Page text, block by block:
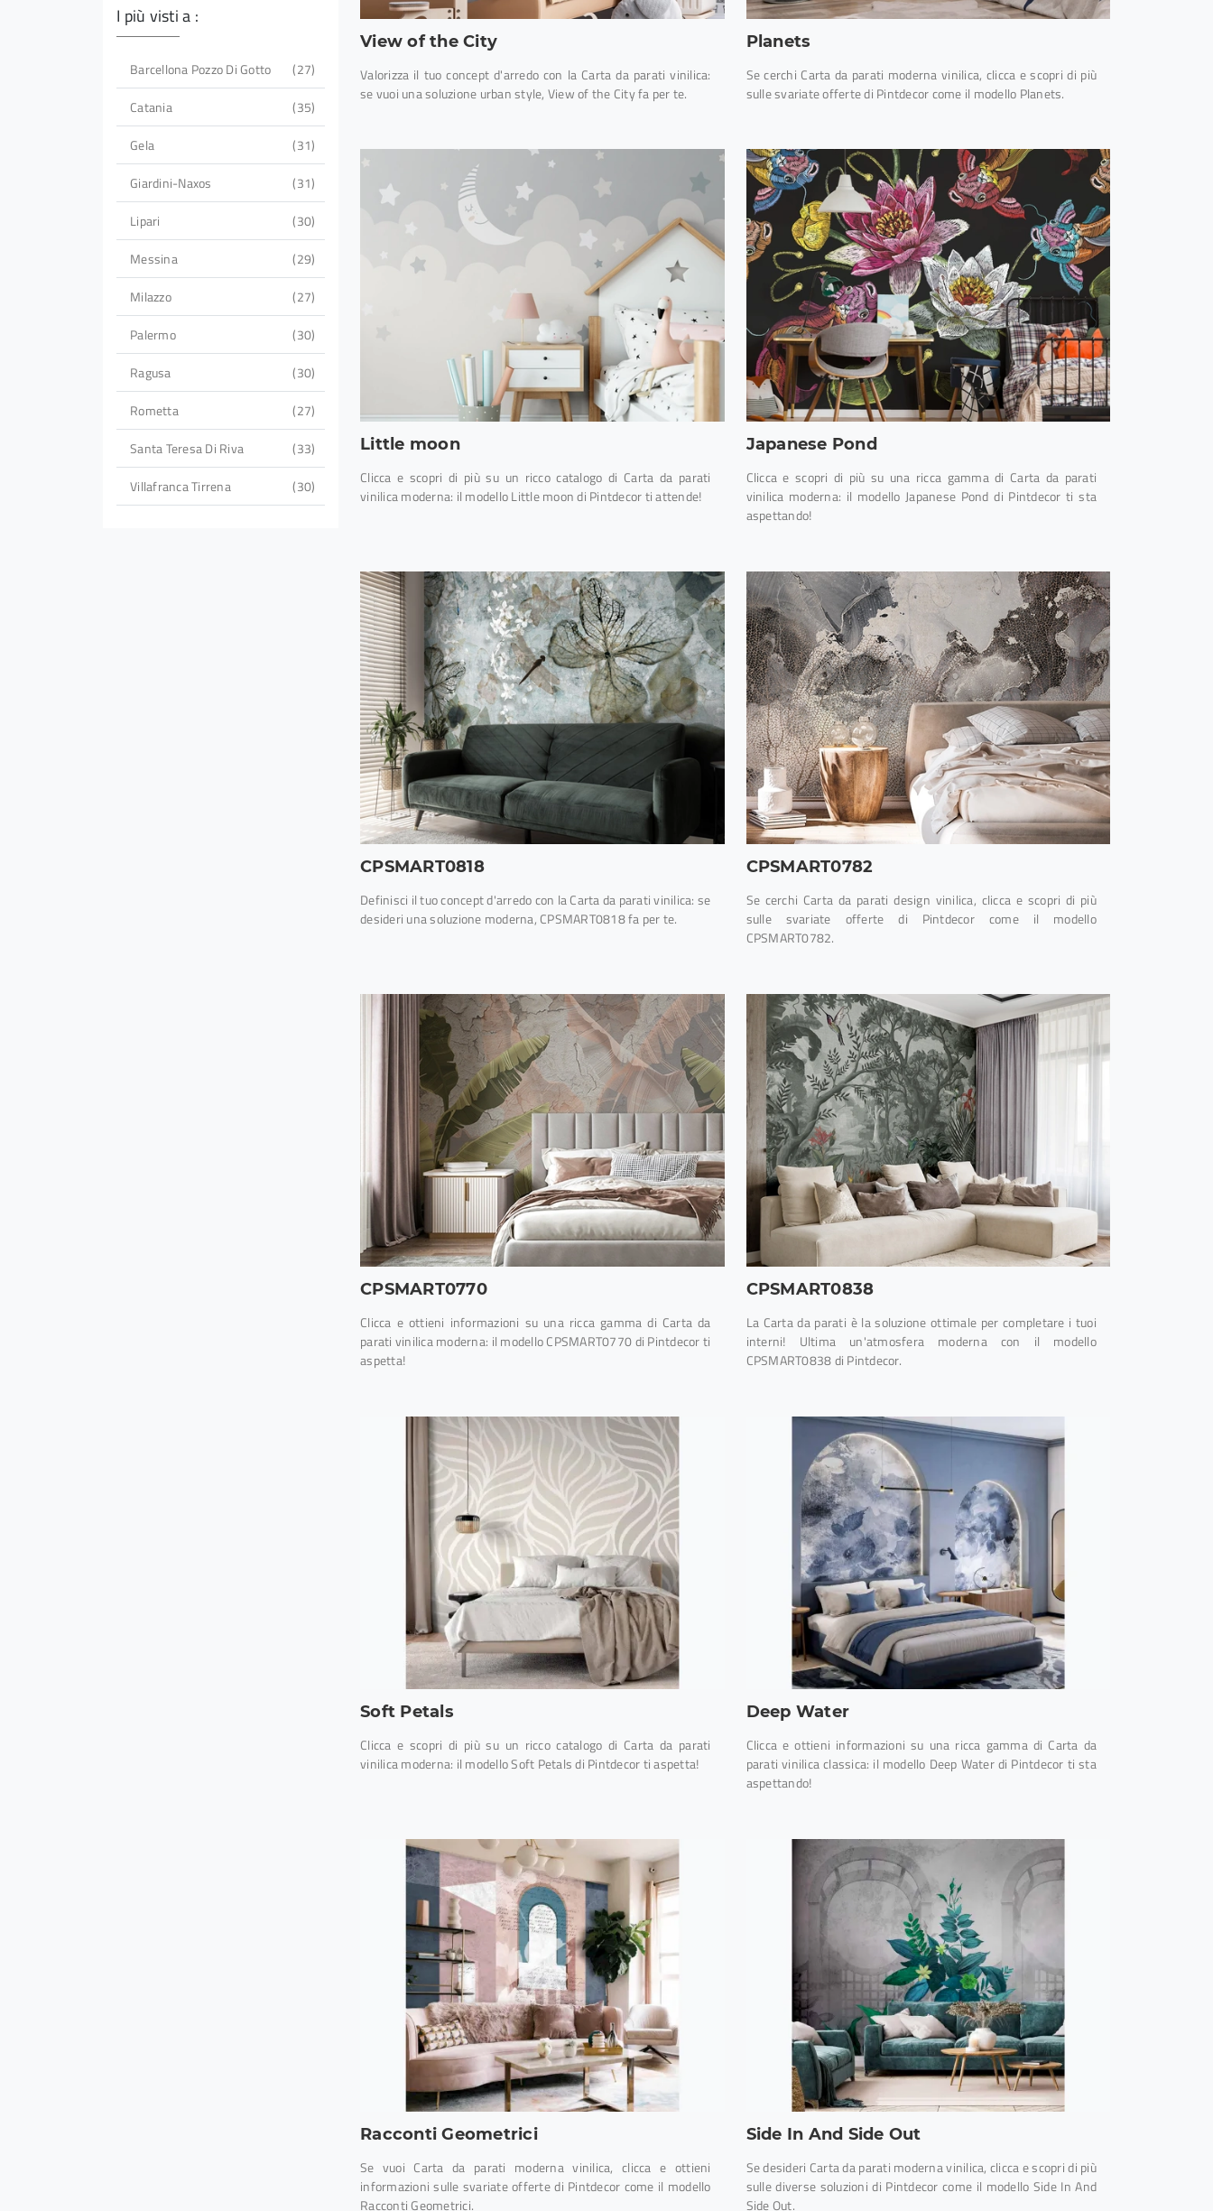
I più visti a :
Barcellona Pozzo Di Gotto
27
Catania
35
Gela
31
Giardini-Naxos
31
Lipari
30
Messina
29
Milazzo
27
Palermo
30
Ragusa
30
Rometta
27
Santa Teresa Di Riva
33
Villafranca Tirrena
30
View of the City
Valorizza il tuo concept d'arredo con la Carta da parati vinilica:
se vuoi una soluzione urban style, View of the City fa per te.
Planets
Se cerchi Carta da parati moderna vinilica, clicca e scopri di più
sulle svariate offerte di Pintdecor come il modello Planets.
Little moon
Clicca e scopri di più su un ricco catalogo di Carta da parati
vinilica moderna: il modello Little moon di Pintdecor ti attende!
Japanese Pond
Clicca e scopri di più su una ricca gamma di Carta da parati
vinilica moderna: il modello Japanese Pond di Pintdecor ti sta
aspettando!
CPSMART0818
Definisci il tuo concept d'arredo con la Carta da parati vinilica: se
desideri una soluzione moderna, CPSMART0818 fa per te.
CPSMART0782
Se cerchi Carta da parati design vinilica, clicca e scopri di più
sulle svariate offerte di Pintdecor come il modello
CPSMART0782.
CPSMART0770
Clicca e ottieni informazioni su una ricca gamma di Carta da
parati vinilica moderna: il modello CPSMART0770 di Pintdecor ti
aspetta!
CPSMART0838
La Carta da parati è la soluzione ottimale per completare i tuoi
interni! Ultima un'atmosfera moderna con il modello
CPSMART0838 di Pintdecor.
Soft Petals
Clicca e scopri di più su un ricco catalogo di Carta da parati
vinilica moderna: il modello Soft Petals di Pintdecor ti aspetta!
Deep Water
Clicca e ottieni informazioni su una ricca gamma di Carta da
parati vinilica classica: il modello Deep Water di Pintdecor ti sta
aspettando!
Racconti Geometrici
Se vuoi Carta da parati moderna vinilica, clicca e ottieni
informazioni sulle svariate offerte di Pintdecor come il modello
Racconti Geometrici.
Side In And Side Out
Se desideri Carta da parati moderna vinilica, clicca e scopri di più
sulle diverse soluzioni di Pintdecor come il modello Side In And
Side Out.